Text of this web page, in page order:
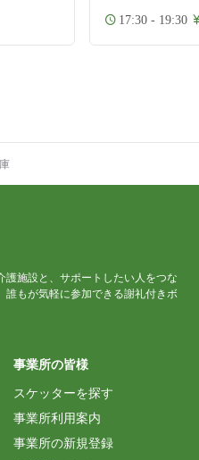
17:30 - 19:30
護施設と、サポートしたい人をつな
誰もが気軽に参加できる謝礼付きボ
事業所の皆様
スケッターを探す
事業所利用案内
事業所の新規登録